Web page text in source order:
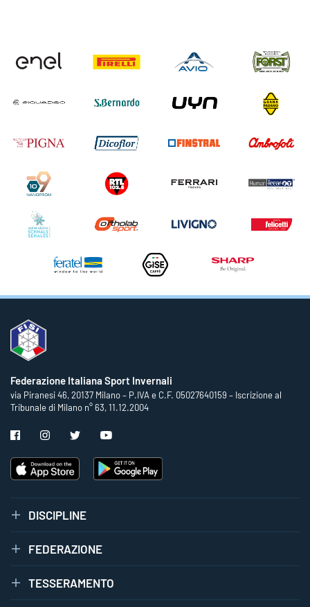
Federazione Italiana Sport Invernali
via Piranesi 46, 20137 Milano – P.IVA e C.F. 05027640159 – Iscrizione al
Tribunale di Milano n° 63, 11.12.2004
DISCIPLINE
FEDERAZIONE
TESSERAMENTO